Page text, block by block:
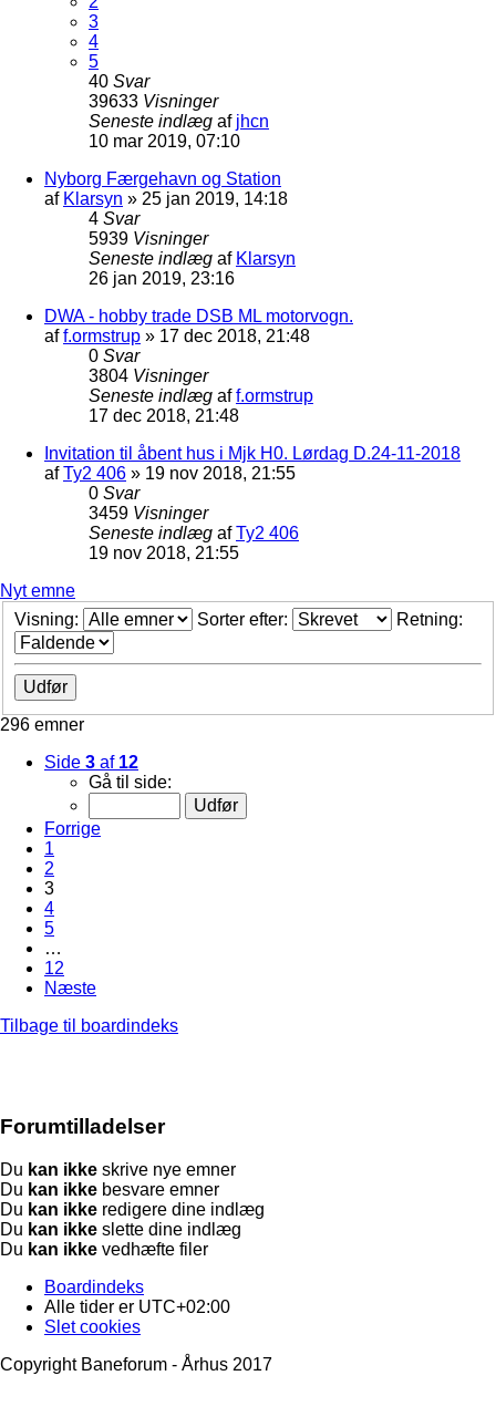
3
4
5
40 Svar
39633 Visninger
Seneste indlæg af jhcn
10 mar 2019, 07:10
Nyborg Færgehavn og Station
af Klarsyn » 25 jan 2019, 14:18
4 Svar
5939 Visninger
Seneste indlæg af Klarsyn
26 jan 2019, 23:16
DWA - hobby trade DSB ML motorvogn.
aff.ormstrup » 17 dec 2018, 21:48
0 Svar
3804 Visninger
Seneste indlæg aff.ormstrup
17 dec 2018, 21:48
Invitation til åbent hus i Mjk H0. Lørdag D.24-11-2018
afTy2 406 » 19 nov 2018, 21:55
0 Svar
3459 Visninger
Seneste indlæg afTy2 406
19 nov 2018, 21:55
Nyt emne
Visning:
Sorter efter: Retning:
296 emner
Side 3 af 12
Gå til side:
Forrige
1
2
3
4
5
…
12
Næste
Tilbage til boardindeks
Forumtilladelser
Du kan ikke skrive nye emner
Du kan ikke besvare emner
Du kan ikke redigere dine indlæg
Du kan ikke slette dine indlæg
Du kan ikke vedhæfte filer
Boardindeks
Alle tider er UTC+02:00
Slet cookies
Copyright Baneforum - Århus 2017